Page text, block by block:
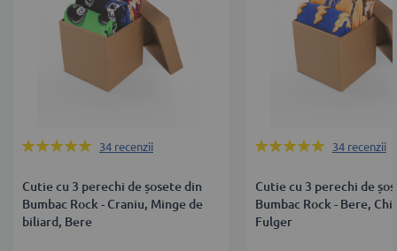
Rating:
34 recenzii
Cutie cu 3 perechi de șosete din
Bumbac Rock - Craniu, Minge de
biliard, Bere
Rating:
34 recenzii
Cutie cu 3 perechi de
Bumbac Rock - Bere,
Fulger